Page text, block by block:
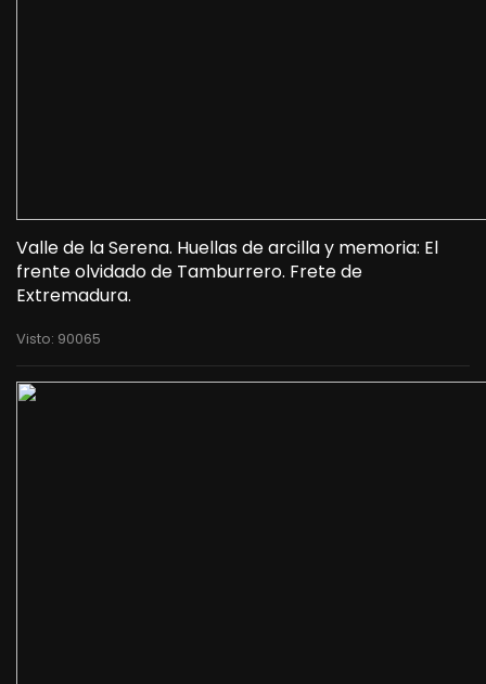
Valle de la Serena. Huellas de arcilla y memoria: El
frente olvidado de Tamburrero. Frete de
Extremadura.
Visto: 90065